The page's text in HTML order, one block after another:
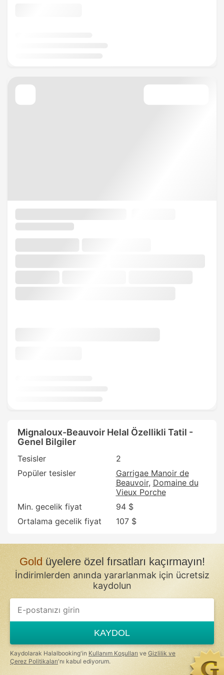
Mignaloux-Beauvoir Helal Özellikli Tatil -
Genel Bilgiler
Tesisler
2
Popüler tesisler
Garrigae Manoir de
Beauvoir Domaine du
Vieux Porche
Min. gecelik fiyat
94 $
Ortalama gecelik fiyat
107 $
Goldüyelere özel fırsatları kaçırmayın!
İndirimlerden anında yararlanmak için ücretsiz
kaydolun
If
you
ignore
this
field
KAYDOL
Kaydolarak Halalbooking'in Kullanım Koşulları ve Gizlilik ve
Çerez Politikaları'nı kabul ediyorum.